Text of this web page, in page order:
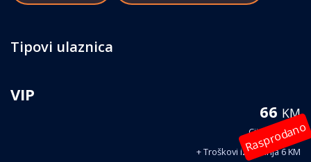
Tipovi ulaznica
VIP
66 KM
Cijena 60 KM
+ Troškovi izdavanja 6 KM
Rasprodano